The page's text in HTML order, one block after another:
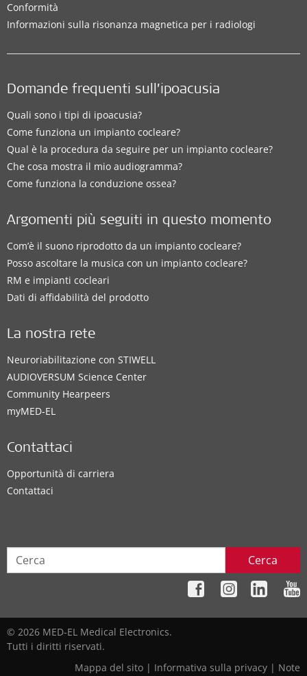
Conformità
Informazioni sulla risonanza magnetica per i radiologi
Domande frequenti sull’ipoacusia
Quali sono i tipi di ipoacusia?
Come funziona un impianto cocleare?
Qual è la procedura da seguire per un impianto cocleare?
Che cosa mostra il mio audiogramma?
Come funziona la conduzione ossea?
Argomenti più seguiti in questo momento
Com’è il suono riprodotto da un impianto cocleare?
Posso ascoltare la musica con un impianto cocleare?
RM e impianti cocleari
Dati di affidabilità del prodotto
La nostra rete
Neuroriabilitazione con STIWELL
AUDIOVERSUM Science Center
Community Hearpeers
myMED‑EL
Contattaci
Opportunità di carriera
Contattaci
Cerca
© 2026 MED-EL Medical Electronics.
Tutti i diritti riservati.
Mappa del sito | Informativa sulla privacy | Note